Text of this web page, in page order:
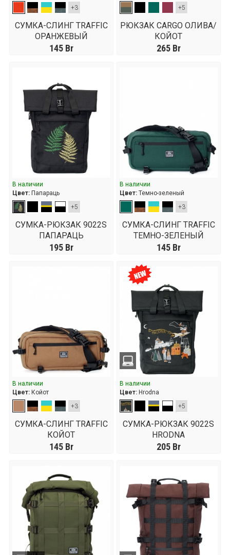
+3
СУМКА-СЛИНГ TRAFFIC
ОРАНЖЕВЫЙ
145 Br
+5
РЮКЗАК CARGO ОЛИВА/
КОЙОТ
265 Br
В наличии
Цвет: Папараць
+5
СУМКА-РЮКЗАК 9022S
ПАПАРАЦЬ
195 Br
В наличии
Цвет:Темно-зеленый
+3
СУМКА-СЛИНГ TRAFFIC
ТЕМНО-ЗЕЛЕНЫЙ
145 Br
В наличии
Цвет: Койот
+3
СУМКА-СЛИНГ TRAFFIC
КОЙОТ
145 Br
В наличии
Цвет: Hrodna
+5
СУМКА-РЮКЗАК 9022S
HRODNA
205 Br